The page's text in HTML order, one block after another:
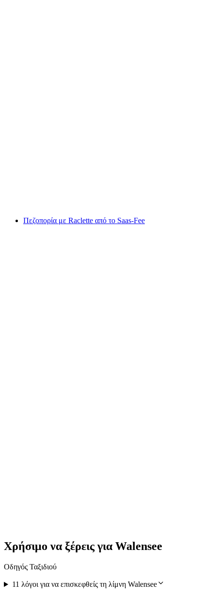
Πεζοπορία με Raclette από το Saas-Fee
Χρήσιμο να ξέρεις για Walensee
Οδηγός Ταξιδιού
11 λόγοι για να επισκεφθείς τη λίμνη Walensee